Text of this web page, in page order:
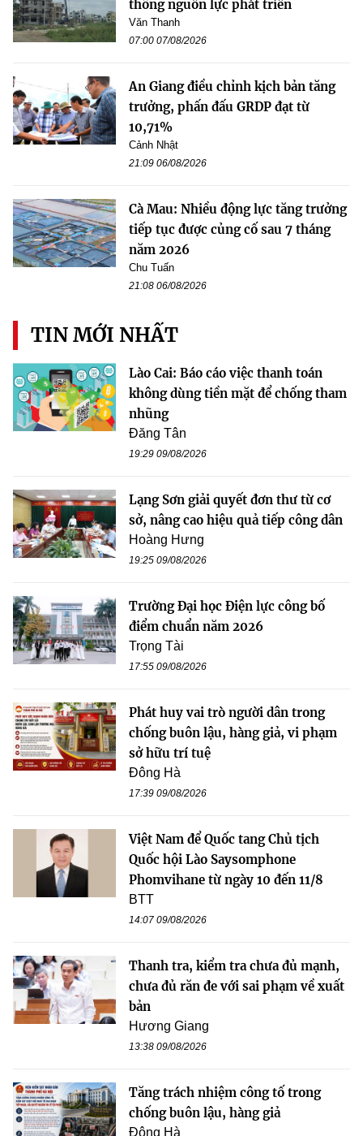
thông nguồn lực phát triển
Văn Thanh
07:00 07/08/2026
An Giang điều chỉnh kịch bản tăng
trưởng, phấn đấu GRDP đạt từ
10,71%
Cảnh Nhật
21:09 06/08/2026
Cà Mau: Nhiều động lực tăng trưởng
tiếp tục được củng cố sau 7 tháng
năm 2026
Chu Tuấn
21:08 06/08/2026
TIN MỚI NHẤT
Lào Cai: Báo cáo việc thanh toán
không dùng tiền mặt để chống tham
nhũng
Đăng Tân
19:29 09/08/2026
Lạng Sơn giải quyết đơn thư từ cơ
sở, nâng cao hiệu quả tiếp công dân
Hoàng Hưng
19:25 09/08/2026
Trường Đại học Điện lực công bố
điểm chuẩn năm 2026
Trọng Tài
17:55 09/08/2026
Phát huy vai trò người dân trong
chống buôn lậu, hàng giả, vi phạm
sở hữu trí tuệ
Đông Hà
17:39 09/08/2026
Việt Nam để Quốc tang Chủ tịch
Quốc hội Lào Saysomphone
Phomvihane từ ngày 10 đến 11/8
BTT
14:07 09/08/2026
Thanh tra, kiểm tra chưa đủ mạnh,
chưa đủ răn đe với sai phạm về xuất
bản
Hương Giang
13:38 09/08/2026
Tăng trách nhiệm công tố trong
chống buôn lậu, hàng giả
Đông Hà